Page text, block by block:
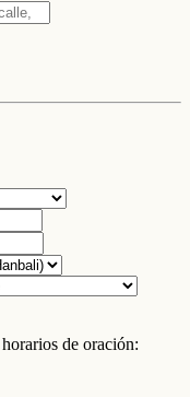
de oración: